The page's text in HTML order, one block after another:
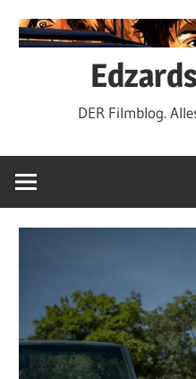
Inhalt
DER Filmblog.